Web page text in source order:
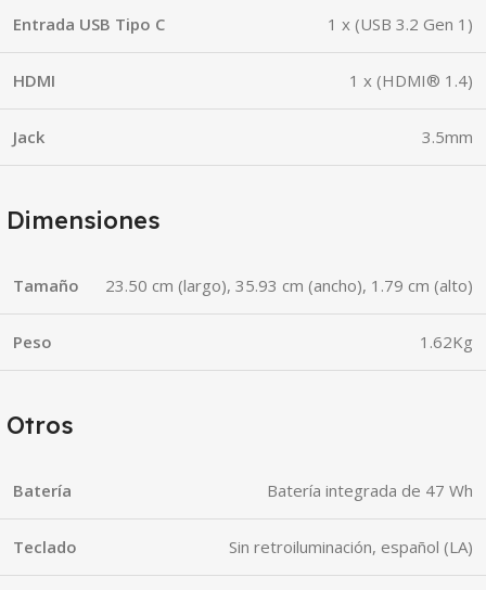
Entrada USB Tipo C 1 x (USB 3.2 Gen 1)
HDMI 1 x (HDMI® 1.4)
Jack 3.5mm
Dimensiones
Tamaño 23.50 cm (largo), 35.93 cm (ancho), 1.79 cm (alto)
Peso 1.62Kg
Otros
Batería Batería integrada de 47 Wh
Teclado Sin retroiluminación, español (LA)